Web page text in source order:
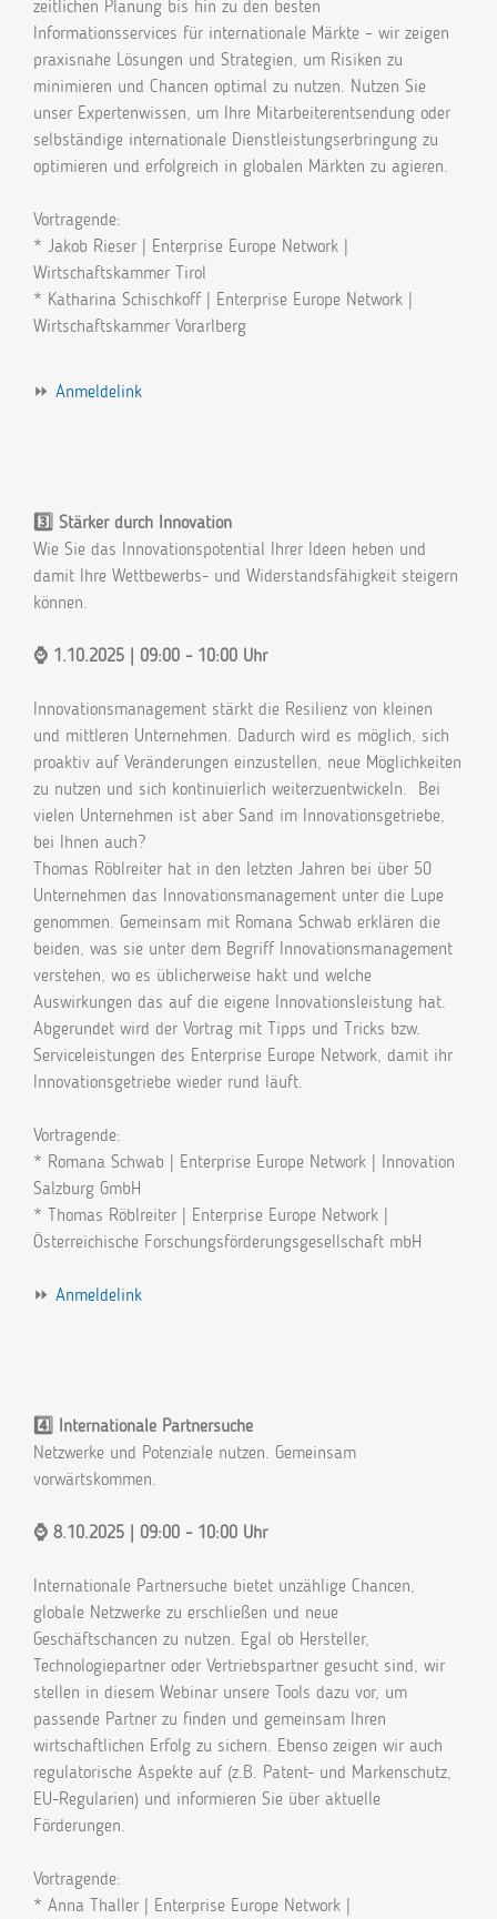
zeitlichen Planung bis hin zu den besten
Informationsservices für internationale Märkte – wir zeigen
praxisnahe Lösungen und Strategien, um Risiken zu
minimieren und Chancen optimal zu nutzen. Nutzen Sie
unser Expertenwissen, um Ihre Mitarbeiterentsendung oder
selbständige internationale Dienstleistungserbringung zu
optimieren und erfolgreich in globalen Märkten zu agieren.
Vortragende:
* Jakob Rieser | Enterprise Europe Network |
Wirtschaftskammer Tirol
* Katharina Schischkoff | Enterprise Europe Network |
Wirtschaftskammer Vorarlberg
⏩ Anmeldelink
3️⃣ Stärker durch Innovation
Wie Sie das Innovationspotential Ihrer Ideen heben und
damit Ihre Wettbewerbs- und Widerstandsfähigkeit steigern
können.
⌚ 1.10.2025 | 09:00 - 10:00 Uhr
Innovationsmanagement stärkt die Resilienz von kleinen
und mittleren Unternehmen. Dadurch wird es möglich, sich
proaktiv auf Veränderungen einzustellen, neue Möglichkeiten
zu nutzen und sich kontinuierlich weiterzuentwickeln. Bei
vielen Unternehmen ist aber Sand im Innovationsgetriebe,
bei Ihnen auch?
Thomas Röblreiter hat in den letzten Jahren bei über 50
Unternehmen das Innovationsmanagement unter die Lupe
genommen. Gemeinsam mit Romana Schwab erklären die
beiden, was sie unter dem Begriff Innovationsmanagement
verstehen, wo es üblicherweise hakt und welche
Auswirkungen das auf die eigene Innovationsleistung hat.
Abgerundet wird der Vortrag mit Tipps und Tricks bzw.
Serviceleistungen des Enterprise Europe Network, damit ihr
Innovationsgetriebe wieder rund läuft.
Vortragende:
* Romana Schwab | Enterprise Europe Network | Innovation
Salzburg GmbH
* Thomas Röblreiter | Enterprise Europe Network |
Österreichische Forschungsförderungsgesellschaft mbH
⏩ Anmeldelink
4️⃣ Internationale Partnersuche
Netzwerke und Potenziale nutzen. Gemeinsam
vorwärtskommen.
⌚ 8.10.2025 | 09:00 - 10:00 Uhr
Internationale Partnersuche bietet unzählige Chancen,
globale Netzwerke zu erschließen und neue
Geschäftschancen zu nutzen. Egal ob Hersteller,
Technologiepartner oder Vertriebspartner gesucht sind, wir
stellen in diesem Webinar unsere Tools dazu vor, um
passende Partner zu finden und gemeinsam Ihren
wirtschaftlichen Erfolg zu sichern. Ebenso zeigen wir auch
regulatorische Aspekte auf (z.B. Patent- und Markenschutz,
EU-Regularien) und informieren Sie über aktuelle
Förderungen.
Vortragende:
* Anna Thaller | Enterprise Europe Network |